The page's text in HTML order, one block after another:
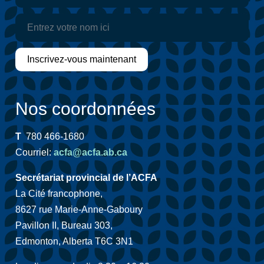
Nos coordonnées
T 780 466-1680
Courriel:acfa@acfa.ab.ca
Secrétariat provincial de l’ACFA
La Cité francophone,
8627 rue Marie-Anne-Gaboury
Pavillon II, Bureau 303,
Edmonton, Alberta T6C 3N1